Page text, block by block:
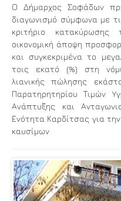
Ο Δήμαρχος Σοφάδων
διαγωνισμό σύμφωνα με
κριτήριο
οικονομική άποψη
και συγκεκριμένα το
τοις εκατό (%) στη
λιανικής πώλησης
Παρατηρητηρίου Τιμών
Ανάπτυξης και
Ενότητα Καρδίτσας για
καυσίμων